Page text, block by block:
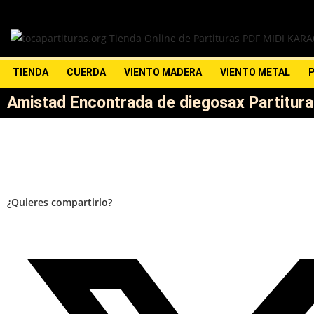
TIENDA CUERDA VIENTO MADERA VIENTO METAL
Amistad Encontrada de diegosax
¿Quieres compartirlo?